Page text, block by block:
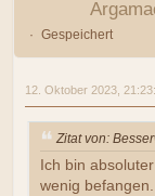
Gespeichert
12. Oktober 2023,
Zitat von:
Ich bin
wenig befangen.